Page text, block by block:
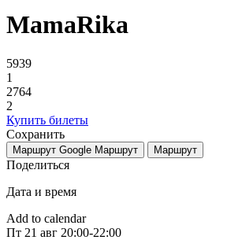
MamaRika
5939
1
2764
2
Купить билеты
Сохранить
Маршрут Google Маршрут Маршрут
Поделиться
Дата и время
Add to calendar
Пт 21 авг 20:00-22:00